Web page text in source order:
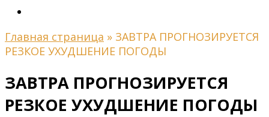
Главная страница » ЗАВТРА ПРОГНОЗИРУЕТСЯ
РЕЗКОЕ УХУДШЕНИЕ ПОГОДЫ
ЗАВТРА ПРОГНОЗИРУЕТСЯ
РЕЗКОЕ УХУДШЕНИЕ ПОГОДЫ